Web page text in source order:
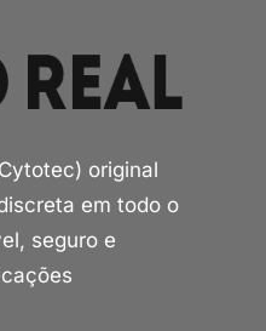
original
em todo o
seguro e